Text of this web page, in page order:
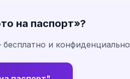
на паспорт»?
и конфиденциально